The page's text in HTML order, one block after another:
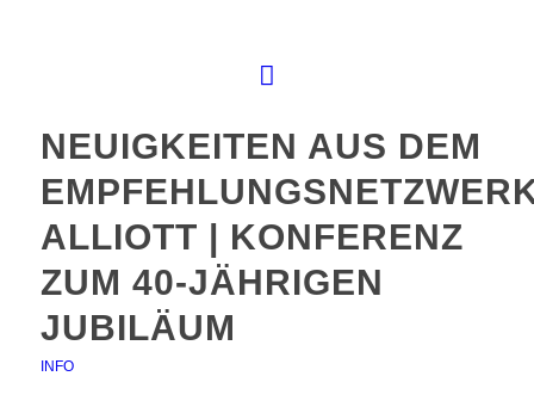
NEUIGKEITEN AUS DEM
ALLIOTT | KONFERENZ
ZUM 40-JÄHRIGEN
JUBILÄUM
INFO